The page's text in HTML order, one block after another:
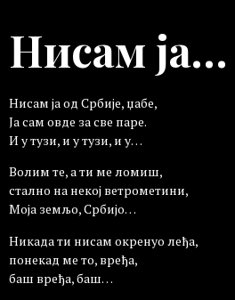
Нисам ја…
Нисам ја од Србије, џабе,
Ја сам овде за све паре.
И у тузи, и у тузи, и у…
Волим те, а ти ме ломиш,
стално на некој ветрометини,
Моја земљо, Србијо…
Никада ти нисам окренуо леђа,
понекад ме то, вређа,
баш вређа, баш…